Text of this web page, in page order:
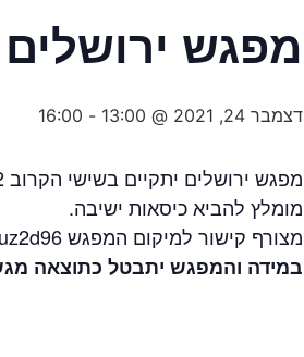
מפגש ירושלים
דצמבר 24, 2021 @ 13:00 -
16:00
מפגש ירושלים יתקיים בשישי הקרוב 24/12 בחניון הסטף (הר איתן), החל מהשעה 13:00 .
מומלץ להביא כיסאות ישיבה.
מצורף קישור למיקום המפגש https://waze.com/ul/hsv8uz2d96
במידה והמפגש יתבטל כתוצאה